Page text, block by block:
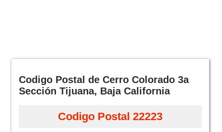
Codigo Postal de Cerro Colorado 3a
Sección Tijuana, Baja California
Codigo Postal 22223